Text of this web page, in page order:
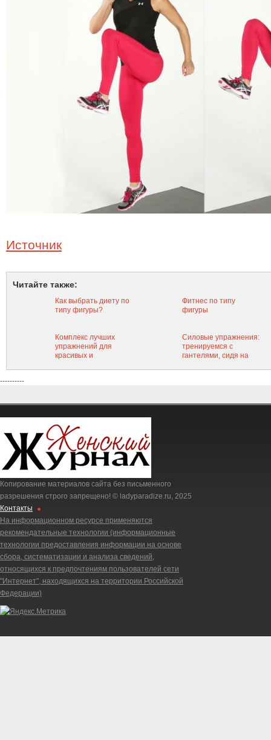
Источник
Читайте также:
Как выбрать диету по
типу фигуры?
Фитнес по типу
фигуры
Комплекс лучших
упражнений для
красивых и
Силовые упражнения:
тренируемся с
гантелями, сидя на
----------
Копирование материалов сайта без письменного
разрешения строго запрещено! © ladyparadize.ru, 2025
Контакты
На информационном ресурсе применяются
рекомендательные технологии (информационные
технологии предоставления информации на основе
сбора, систематизации и анализа сведений,
относящихся к предпочтениям пользователей сети
"Интернет", находящихся на территории Российской
Федерации)